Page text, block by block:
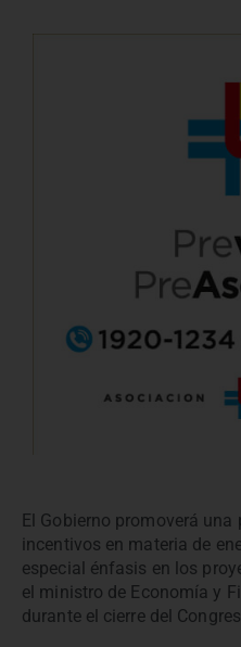
El Gobierno promoverá
incentivos en materia de
especial énfasis en los
el ministro de Economía y
durante el cierre del